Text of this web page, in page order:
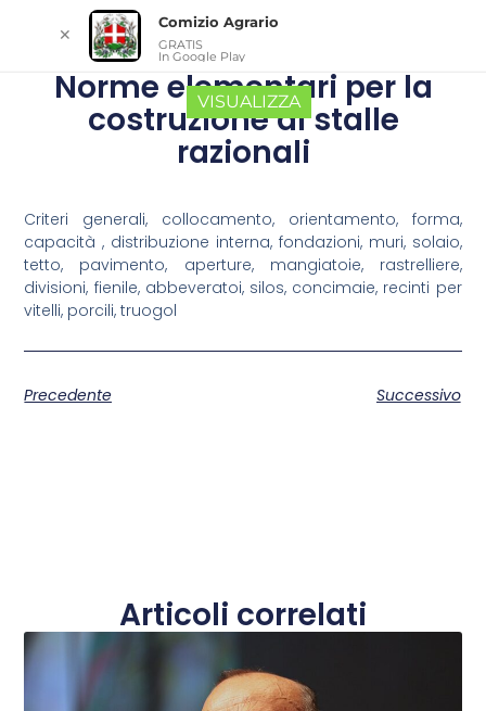
Norme elementari per la
costruzione di stalle
razionali
Criteri generali, collocamento, orientamento, forma,
capacità , distribuzione interna, fondazioni, muri, solaio,
tetto, pavimento, aperture, mangiatoie, rastrelliere,
divisioni, fienile, abbeveratoi, silos, concimaie, recinti per
vitelli, porcili, truogol
Precedente Successivo
Articoli correlati
✕
Comizio Agrario
GRATIS
In Google Play
VISUALIZZA